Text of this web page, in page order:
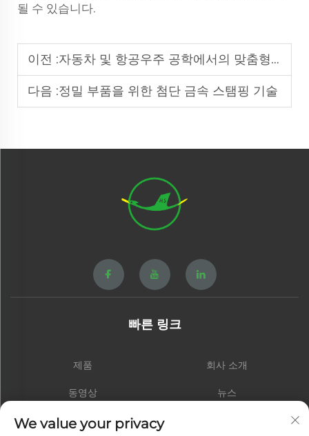
될 수 있습니다.
이전 :자동차 및 항공우주 공학에서의 맞춤형 스프링
다음 :정밀 부품을 위한 첨단 금속 스탬핑 기술
빠른 링크
제품 회사 소개
동영상 뉴스
연락처
We value your privacy